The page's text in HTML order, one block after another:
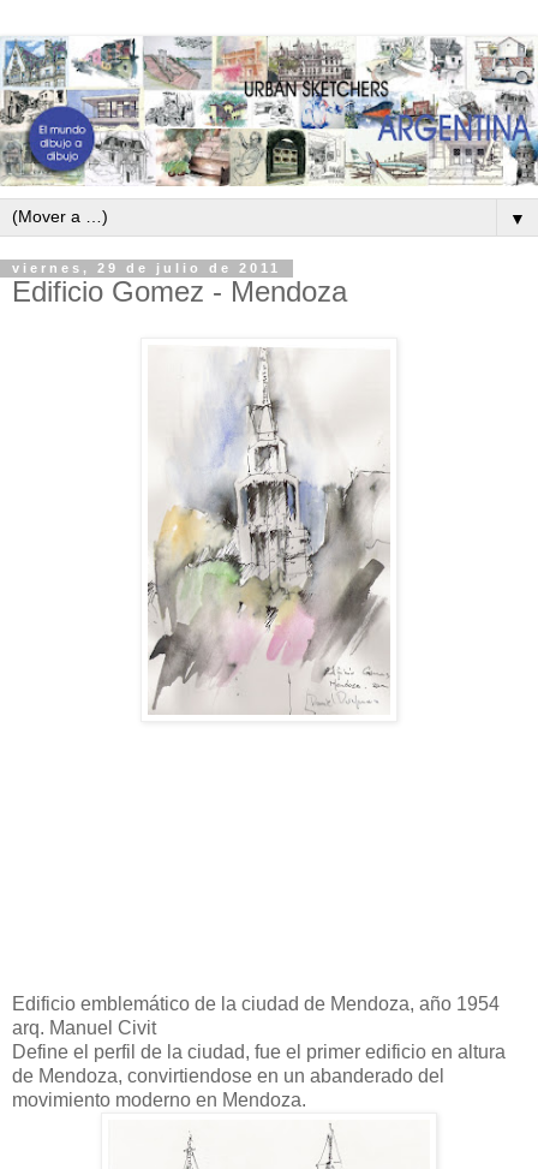
▼
viernes, 29 de julio de 2011
Edificio Gomez - Mendoza
Edificio emblemático de la ciudad de Mendoza, año 1954
arq. Manuel Civit
Define el perfil de la ciudad, fue el primer edificio en altura
de Mendoza, convirtiendose en un abanderado del
movimiento moderno en Mendoza.